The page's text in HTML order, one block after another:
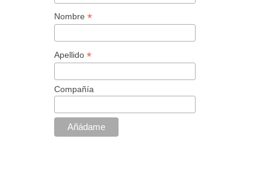
Nombre *
Apellido *
Compañía